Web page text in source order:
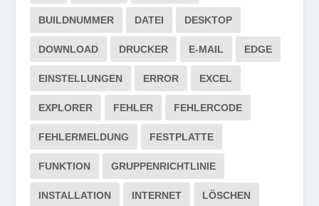
BUILDNUMMER DATEI DESKTOP
DOWNLOAD DRUCKER E-MAIL EDGE
EINSTELLUNGEN ERROR EXCEL
EXPLORER FEHLER FEHLERCODE
FEHLERMELDUNG FESTPLATTE
FUNKTION GRUPPENRICHTLINIE
INSTALLATION INTERNET LÖSCHEN